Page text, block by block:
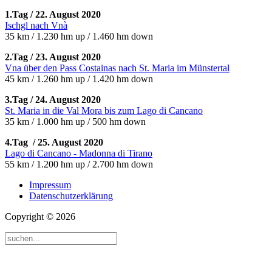
1.Tag / 22. August 2020
Ischgl nach Vnà
35 km / 1.230 hm up / 1.460 hm down
2.Tag / 23. August 2020
Vna über den Pass Costainas nach St. Maria im Münstertal
45 km / 1.260 hm up / 1.420 hm down
3.Tag / 24. August 2020
St. Maria in die Val Mora bis zum Lago di Cancano
35 km / 1.000 hm up / 500 hm down
4.Tag / 25. August 2020
Lago di Cancano - Madonna di Tirano
55 km / 1.200 hm up / 2.700 hm down
Impressum
Datenschutzerklärung
Copyright © 2026